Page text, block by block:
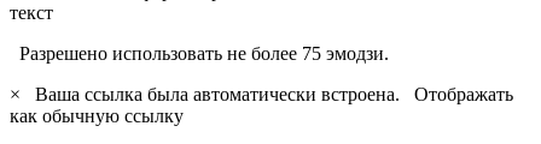
текст
Разрешено использовать не более 75 эмодзи.
×
Ваша ссылка была автоматически встроена. Отображать
как обычную ссылку